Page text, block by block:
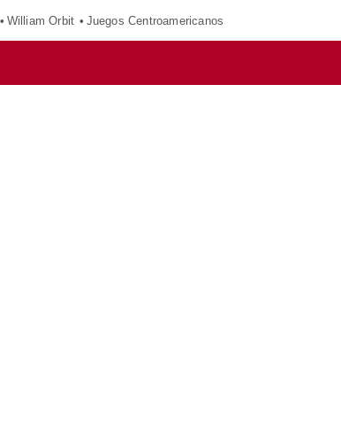
William Orbit Juegos Centroamericanos